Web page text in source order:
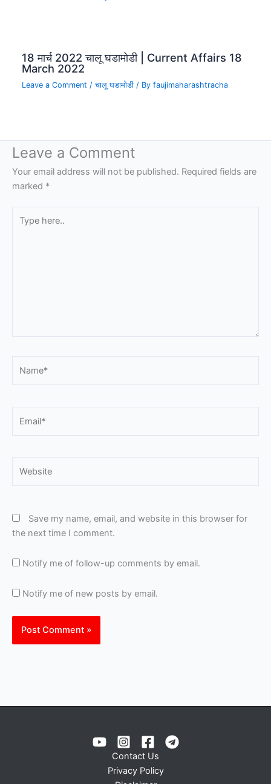
18 मार्च 2022 चालू घडामोडी | Current Affairs 18
March 2022
Leave a Comment /चालू घडामोडी / Byfaujimaharashtracha
Leave a Comment
Your email address will not be published. Required fields are
marked *
here..
Save my name, email, and website in this browser for
the next time I comment.
Notify me of follow-up comments by email.
Notify me of new posts by email.
Contact Us
Privacy Policy